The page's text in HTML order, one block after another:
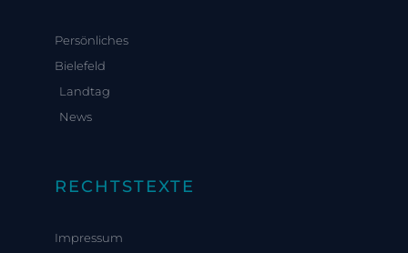
Persönliches
Bielefeld
Landtag
News
RECHTSTEXTE
Impressum